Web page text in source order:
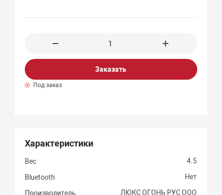
Заказать
Под заказ
Характеристики
Вес 4.5
Bluetooth Нет
Производитель ЛЮКС ОГОНЬ РУС ООО